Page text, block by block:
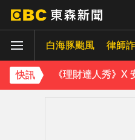
白海豚颱風 律師
快訊
愛玩車／無聲超跑
埃及知名女星涉